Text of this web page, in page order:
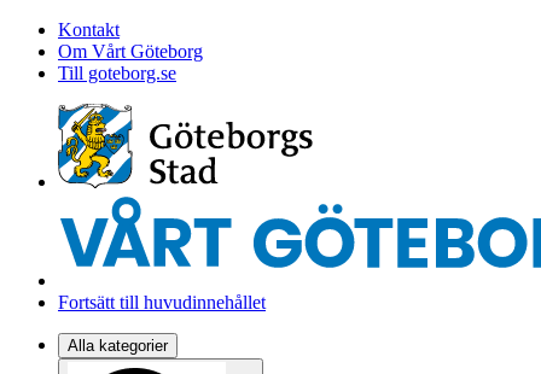
Kontakt
Om Vårt Göteborg
Till goteborg.se
Fortsätt till huvudinnehållet
Alla kategorier